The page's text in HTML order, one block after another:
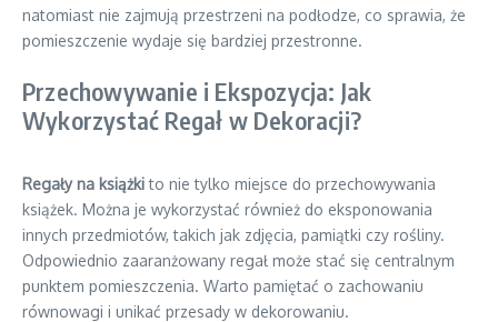
natomiast nie zajmują przestrzeni na podłodze, co sprawia, że
pomieszczenie wydaje się bardziej przestronne.
Przechowywanie i Ekspozycja: Jak
Wykorzystać Regał w Dekoracji?
Regały na książkito nie tylko miejsce do przechowywania
książek. Można je wykorzystać również do eksponowania
innych przedmiotów, takich jak zdjęcia, pamiątki czy rośliny.
Odpowiednio zaaranżowany regał może stać się centralnym
punktem pomieszczenia. Warto pamiętać o zachowaniu
równowagi i unikać przesady w dekorowaniu.